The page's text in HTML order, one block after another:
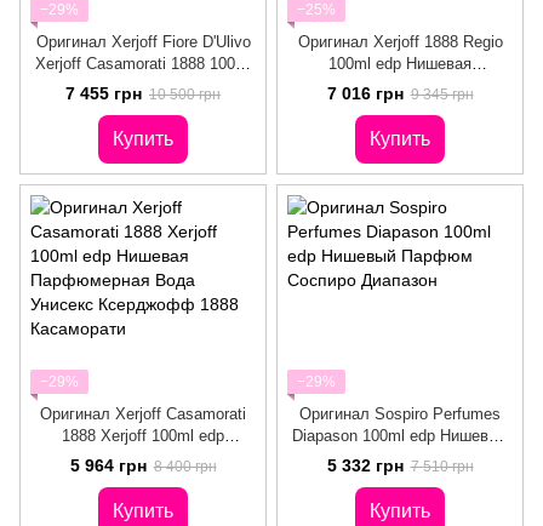
−29%
Оригинал Xerjoff Fiore D'Ulivo
Xerjoff Casamorati 1888 100ml
edp Нишевые Же
7 455 грн 10 500 грн
Купить
−25%
Оригинал Xerjoff 1888 Regio
100ml edp Нишевая
Парфюмерия Унисекс
Ксерджофф Реджио
7 016 грн 9 345 грн
Купить
−29%
Оригинал Xerjoff Casamorati
1888 Xerjoff 100ml edp
Нишевая Парфюмерная Вода
Унисекс Ксерджофф 1888
Касаморати
5 964 грн 8 400 грн
Купить
−29%
Оригинал Sospiro Perfumes
Diapason 100ml edp Нишевый
Парфюм Соспиро Диапазон
5 332 грн 7 510 грн
Купить